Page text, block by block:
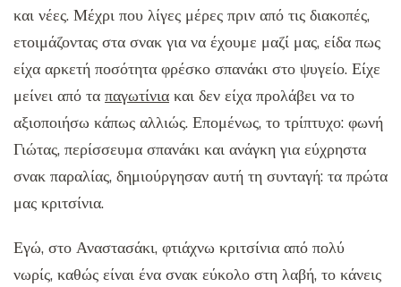
και νέες. Μέχρι που λίγες μέρες πριν από τις διακοπές,
ετοιμάζοντας στα σνακ για να έχουμε μαζί μας, είδα πως
είχα αρκετή ποσότητα φρέσκο σπανάκι στο ψυγείο. Είχε
μείνει από τα παγωτίνια και δεν είχα προλάβει να το
αξιοποιήσω κάπως αλλιώς. Επομένως, το τρίπτυχο: φωνή
Γιώτας, περίσσευμα σπανάκι και ανάγκη για εύχρηστα
σνακ παραλίας, δημιούργησαν αυτή τη συνταγή: τα πρώτα
μας κριτσίνια.
Εγώ, στο Αναστασάκι, φτιάχνω κριτσίνια από πολύ
νωρίς, καθώς είναι ένα σνακ εύκολο στη λαβή, το κάνεις